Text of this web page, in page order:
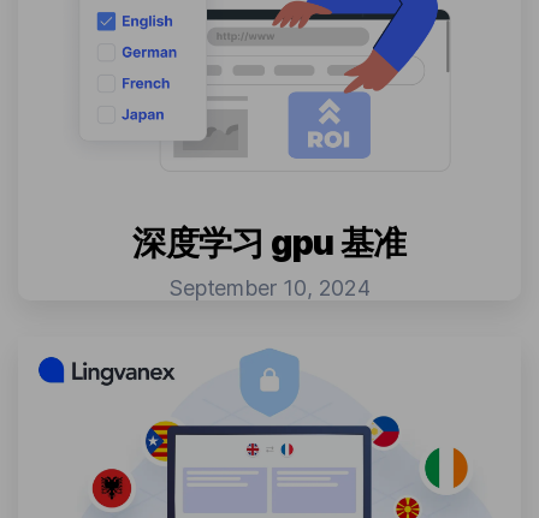
深度学习 gpu 基准
September 10, 2024